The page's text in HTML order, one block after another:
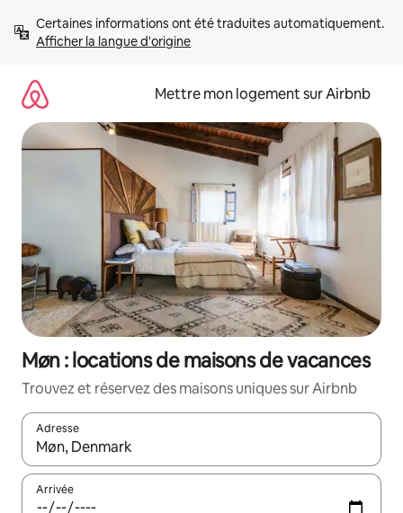
directement
Afficher la langue d'origine
Mettre mon logement sur Airbnb
Møn : locations de maisons de vacances
Trouvez et réservez des maisons uniques sur Airbnb
Adresse
Lorsque les résultats s'affichent, utilisez les flèches vers le
Arrivée